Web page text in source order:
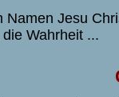
Namen Jesu
Wahrheit ...